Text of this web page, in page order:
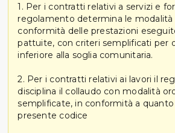
1. Per i contratti relativi a servizi e
regolamento determina le modalità
conformità delle prestazioni
pattuite, con criteri semplificati per
inferiore alla soglia comunitaria.
2. Per i contratti relativi ai lavori il
disciplina il collaudo con modalità
semplificate, in conformità a
presente codice